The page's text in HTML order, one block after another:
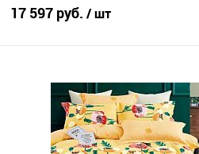
17 597 руб. / шт
Купить в 1 клик
В избранное
В